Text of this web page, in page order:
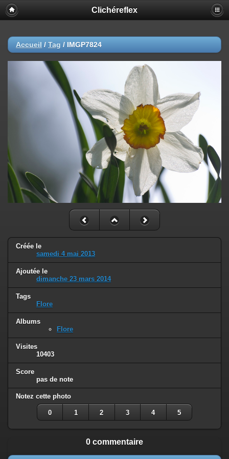
Clichéreflex
Accueil / Tag / IMGP7824
Créée le
samedi 4 mai 2013
Ajoutée le
dimanche 23 mars 2014
Tags
Flore
Albums
Flore
Visites
10403
Score
pas de note
Notez cette photo
0 1 2 3 4 5
0 commentaire